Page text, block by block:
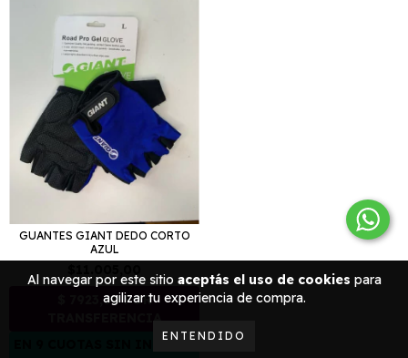
Al navegar por este sitio aceptás el uso de cookies para
agilizar tu experiencia de compra.
ENTENDIDO
GUANTES GIANT DEDO CORTO
AZUL